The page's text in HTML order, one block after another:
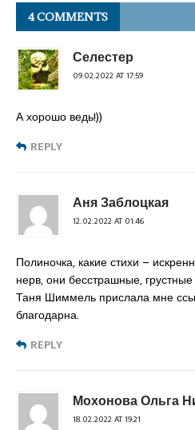
4 COMMENTS
Селестер
09.02.2022 AT 17:59
А хорошо ведь!))
REPLY
Аня Заблоцкая
12.02.2022 AT 01:46
Полиночка, какие стихи –
нерв, они бесстрашные,
Таня Шиммель прислала мне
благодарна.
REPLY
Мохонова Ольга
18.02.2022 AT 19:21